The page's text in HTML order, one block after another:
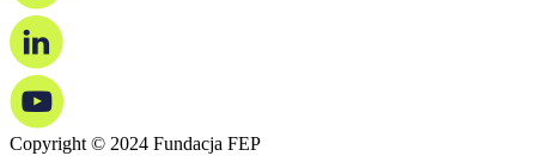
Copyright © 2024 Fundacja FEP